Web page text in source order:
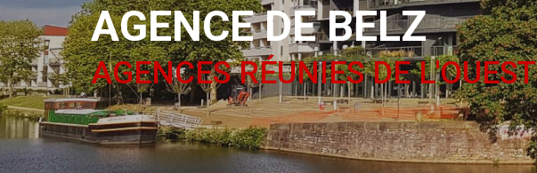
AGENCE DE BELZ
AGENCES RÉUNIES DE L'OUEST